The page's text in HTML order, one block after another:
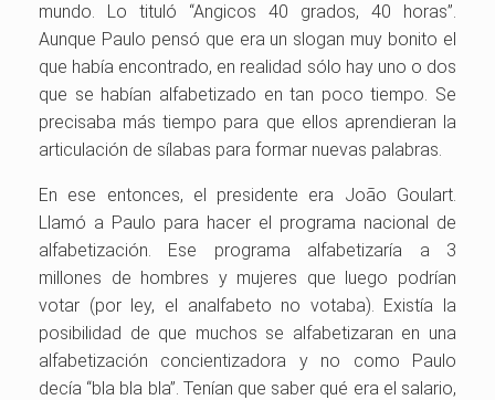
mundo. Lo tituló “Angicos 40 grados, 40 horas”.
Aunque Paulo pensó que era un slogan muy bonito el
que había encontrado, en realidad sólo hay uno o dos
que se habían alfabetizado en tan poco tiempo. Se
precisaba más tiempo para que ellos aprendieran la
articulación de sílabas para formar nuevas palabras.
En ese entonces, el presidente era João Goulart.
Llamó a Paulo para hacer el programa nacional de
alfabetización. Ese programa alfabetizaría a 3
millones de hombres y mujeres que luego podrían
votar (por ley, el analfabeto no votaba). Existía la
posibilidad de que muchos se alfabetizaran en una
alfabetización concientizadora y no como Paulo
decía “bla bla bla”. Tenían que saber qué era el salario,